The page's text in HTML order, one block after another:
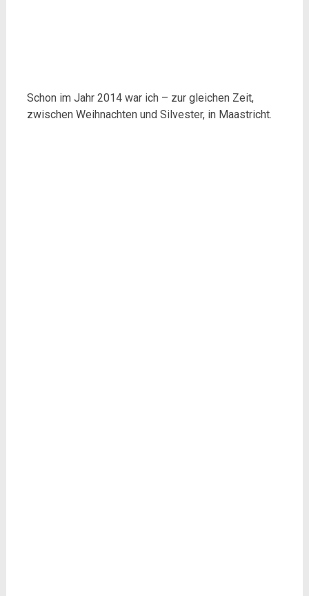
Schon im Jahr 2014 war ich – zur gleichen Zeit,
zwischen Weihnachten und Silvester, in Maastricht.